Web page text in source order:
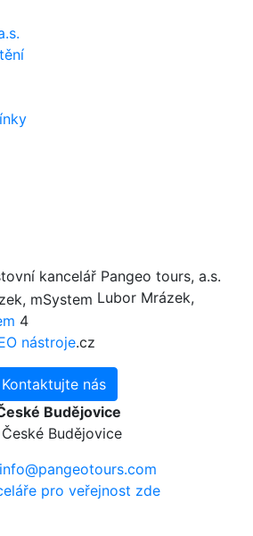
kancelář Pangeo tours, a.s.
Lubor Mrázek,
4
nástroje.cz
Kontaktujte nás
Budějovice
Budějovice
info@pangeotours.com
pro veřejnost zde